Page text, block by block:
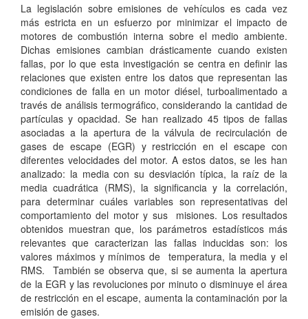
La legislación sobre emisiones de vehículos es cada vez
más estricta en un esfuerzo por minimizar el impacto de
motores de combustión interna sobre el medio ambiente.
Dichas emisiones cambian drásticamente cuando existen
fallas, por lo que esta investigación se centra en definir las
relaciones que existen entre los datos que representan las
condiciones de falla en un motor diésel, turboalimentado a
través de análisis termográfico, considerando la cantidad de
partículas y opacidad. Se han realizado 45 tipos de fallas
asociadas a la apertura de la válvula de recirculación de
gases de escape (EGR) y restricción en el escape con
diferentes velocidades del motor. A estos datos, se les han
analizado: la media con su desviación típica, la raíz de la
media cuadrática (RMS), la significancia y la correlación,
para determinar cuáles variables son representativas del
comportamiento del motor y sus misiones. Los resultados
obtenidos muestran que, los parámetros estadísticos más
relevantes que caracterizan las fallas inducidas son: los
valores máximos y mínimos de temperatura, la media y el
RMS. También se observa que, si se aumenta la apertura
de la EGR y las revoluciones por minuto o disminuye el área
de restricción en el escape, aumenta la contaminación por la
emisión de gases.